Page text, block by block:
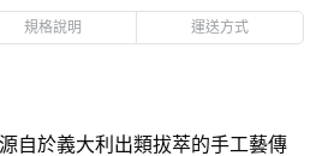
規格說明 運送方式
自於義大利出類拔萃的手工藝傳